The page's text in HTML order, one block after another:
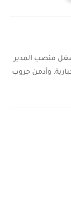
منصب المدير
وأدمن جروب